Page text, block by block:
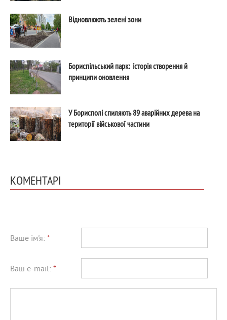
Відновлюють зелені зони
Бориспільський парк: історія створення й
принципи оновлення
У Борисполі спиляють 89 аварійних дерева на
території військової частини
КОМЕНТАРІ
Ваше ім'я: *
Ваш e-mail: *